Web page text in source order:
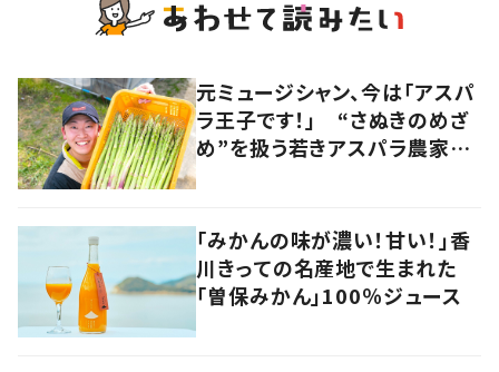
元ミュージシャン、今は「アスパ
ラ王子です！」 “さぬきのめざ
め”を扱う若きアスパラ農家の
「みかんの味が濃い！甘い！」香
川きっての名産地で生まれた
「曽保みかん」100％ジュース